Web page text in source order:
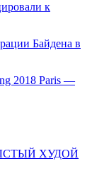
к
Байдена в
2018 Paris —
ХУДОЙ